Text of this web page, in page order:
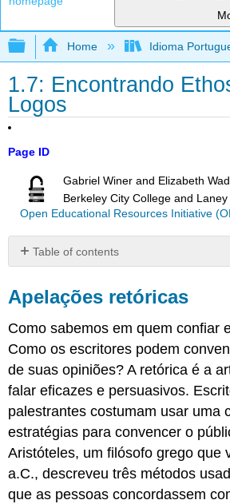
Expand/collapse global
Home Idioma
1.7: Encontrando
Logos
Page ID
Gabriel Winer and Elizabeth
Berkeley City College and
Open Educational Resources Initiative
Table of contents
retóricas
Pathos:
emoções
e
Ethos:
credibilidade
e
confiança
Logotipos:
lógica
Identificação
de
Apelações retóricas
Como sabemos em quem confiar
Como os escritores podem
de suas opiniões? A retórica é a
falar eficazes e persuasivos.
palestrantes costumam usar uma
estratégias para convencer o
Aristóteles, um filósofo grego que
a.C., descreveu três métodos
que as pessoas concordassem